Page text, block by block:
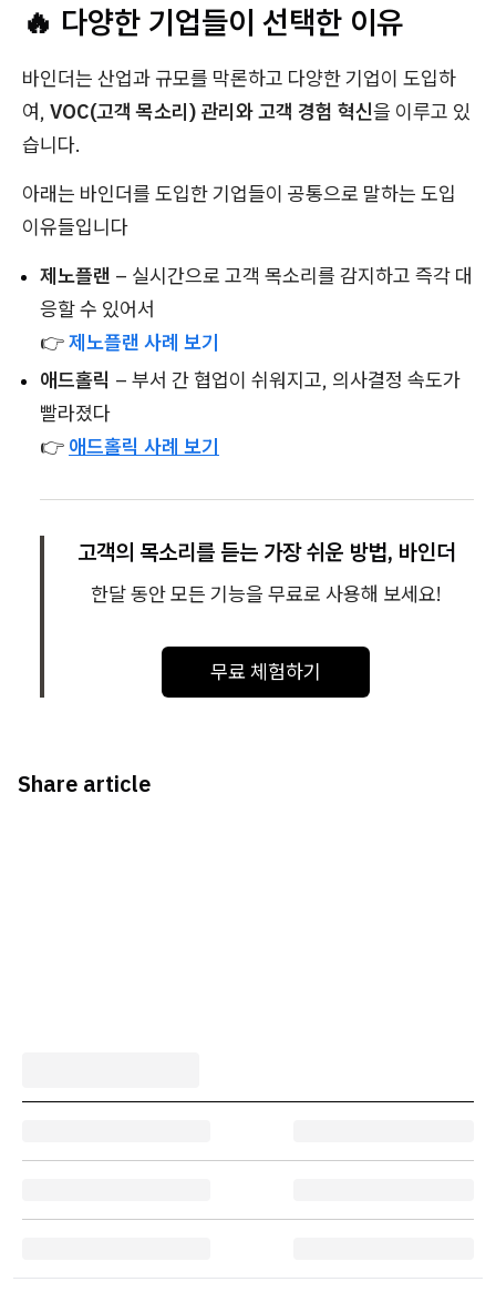
🔥 다양한 기업들이 선택한 이유
바인더는 산업과 규모를 막론하고 다양한 기업이 도입하
여, VOC(고객 목소리) 관리와 고객 경험 혁신을 이루고 있
습니다.
아래는 바인더를 도입한 기업들이 공통으로 말하는 도입
이유들입니다
제노플랜 – 실시간으로 고객 목소리를 감지하고 즉각 대
응할 수 있어서
👉제노플랜 사례 보기
애드홀릭 – 부서 간 협업이 쉬워지고, 의사결정 속도가
빨라졌다
👉 애드홀릭 사례 보기
고객의 목소리를 듣는 가장 쉬운 방법, 바인더
한달 동안 모든 기능을 무료로 사용해 보세요!
무료 체험하기
Share article